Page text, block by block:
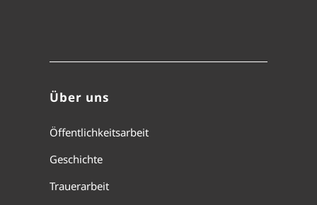
Über uns
Öffentlichkeitsarbeit
Geschichte
Trauerarbeit